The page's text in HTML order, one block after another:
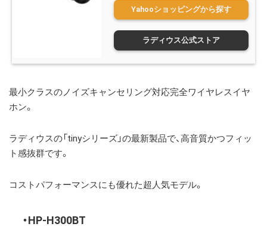
ラディウス公式ストア
Yahooショッピングから探す
最小クラスのノイズキャンセリング対応完全ワイヤレスイヤ
ホン。
ラディウスの「tinyシリーズ」の最新製品で、高音質かつフィッ
ト感抜群です。
コストパフォーマンスにも優れた超人気モデル。
HP-H300BT